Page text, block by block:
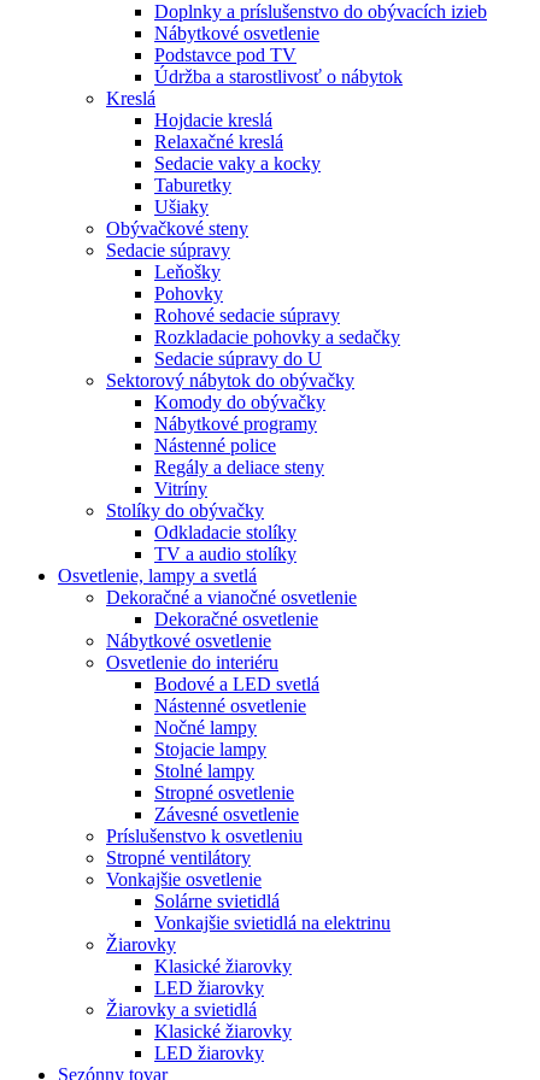
Doplnky a príslušenstvo do obývacích izieb
Nábytkové osvetlenie
Podstavce pod TV
Údržba a starostlivosť o nábytok
Kreslá
Hojdacie kreslá
Relaxačné kreslá
Sedacie vaky a kocky
Taburetky
Ušiaky
Obývačkové steny
Sedacie súpravy
Leňošky
Pohovky
Rohové sedacie súpravy
Rozkladacie pohovky a sedačky
Sedacie súpravy do U
Sektorový nábytok do obývačky
Komody do obývačky
Nábytkové programy
Nástenné police
Regály a deliace steny
Vitríny
Stolíky do obývačky
Odkladacie stolíky
TV a audio stolíky
Osvetlenie, lampy a svetlá
Dekoračné a vianočné osvetlenie
Dekoračné osvetlenie
Nábytkové osvetlenie
Osvetlenie do interiéru
Bodové a LED svetlá
Nástenné osvetlenie
Nočné lampy
Stojacie lampy
Stolné lampy
Stropné osvetlenie
Závesné osvetlenie
Príslušenstvo k osvetleniu
Stropné ventilátory
Vonkajšie osvetlenie
Solárne svietidlá
Vonkajšie svietidlá na elektrinu
Žiarovky
Klasické žiarovky
LED žiarovky
Žiarovky a svietidlá
Klasické žiarovky
LED žiarovky
Sezónny tovar